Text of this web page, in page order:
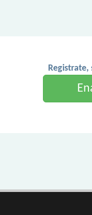
Registrate,